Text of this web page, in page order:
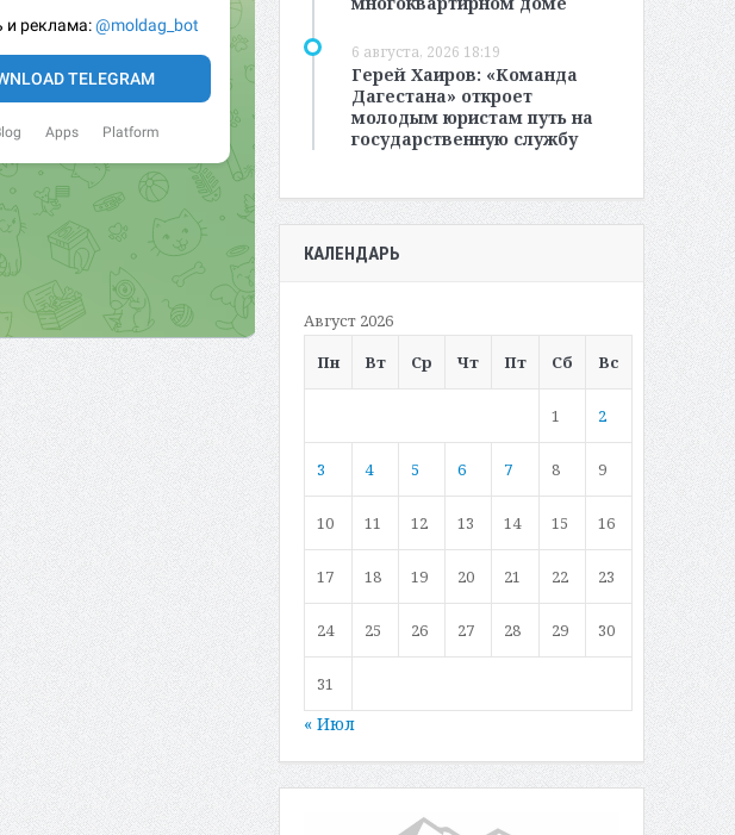
6 августа, 2026 18:19
Герей Хаиров: «Команда
Дагестана» откроет
молодым юристам путь на
государственную службу
КАЛЕНДАРЬ
Август 2026
Пн
Вт Ср Чт Пт Сб Вс
1 2
3 4 5 6 7 8 9
10 11 12 13 14 15 16
17 18 19 20 21 22 23
24 25 26 27 28 29 30
31
« Июл